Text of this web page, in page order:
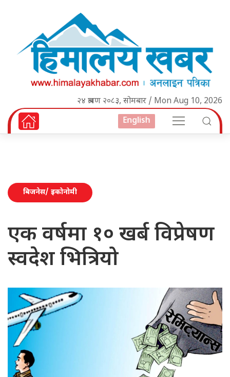
२४ श्रावण २०८३, सोमबार / Mon Aug 10, 2026
English
बिजनेस/ इकोनोमी
एक वर्षमा १० खर्ब विप्रेषण
स्वदेश भित्रियो